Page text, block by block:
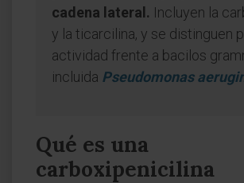
cadena lateral. Incluyen la
y la ticarcilina, y se distinguen
actividad frente a bacilos
incluida Pseudomonas
Qué es una
carboxipenicilina